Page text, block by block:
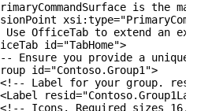
is the
xsi:type=
OfficeTab to extend an
id="TabHome">
Ensure you provide a unique
id="Contoso.Group1">
<!-- Label for your group.
<Label resid=
<!-- Icons. Required sizes